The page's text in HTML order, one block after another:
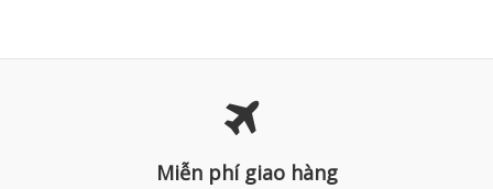
Miễn phí giao hàng